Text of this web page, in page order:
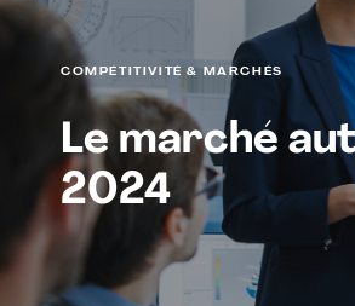
COMPÉTITIVITÉ & MARCHÉS
Le marché
2024